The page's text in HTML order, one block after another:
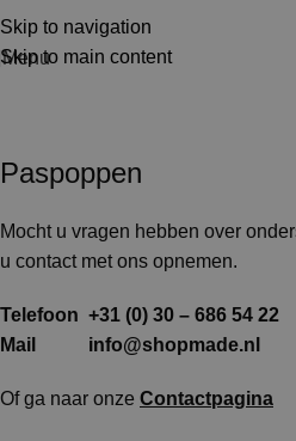
Skip to navigation
Skip to main content
Menu
Paspoppen
Mocht u vragen hebben over
u contact met ons opnemen.
Telefoon +31 (0) 30 – 686 54 22
Mail info@shopmade.nl
Of ga naar onze Contactpagina